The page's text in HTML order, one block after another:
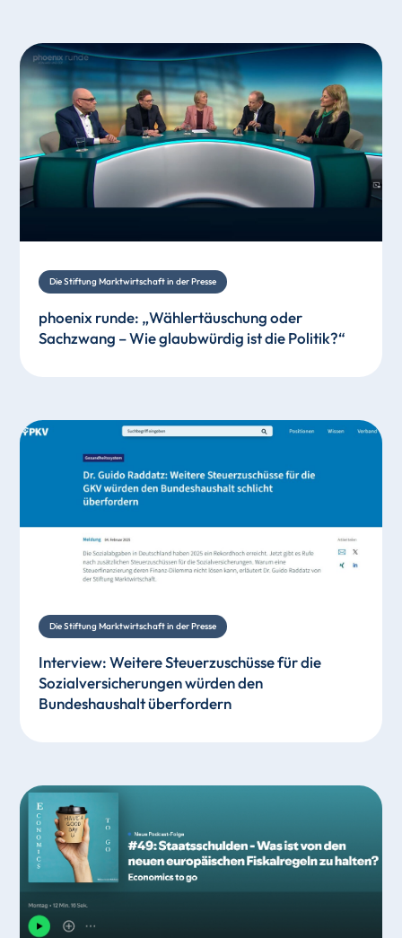
Die Stiftung Marktwirtschaft in der Presse
phoenix runde: „Wählertäuschung oder
Sachzwang – Wie glaubwürdig ist die Politik?“
Die Stiftung Marktwirtschaft in der Presse
Interview: Weitere Steuerzuschüsse für die
Sozialversicherungen würden den
Bundeshaushalt überfordern